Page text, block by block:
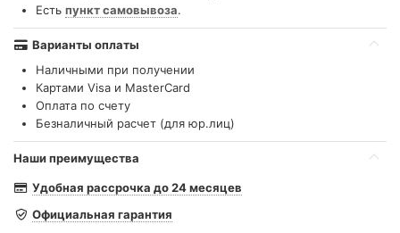
Есть пункт самовывоза.
Варианты оплаты
Наличными при получении
Картами Visa и MasterCard
Оплата по счету
Безналичный расчет (для юр.лиц)
Наши преимущества
Удобная рассрочка до 24 месяцев
Официальная гарантия